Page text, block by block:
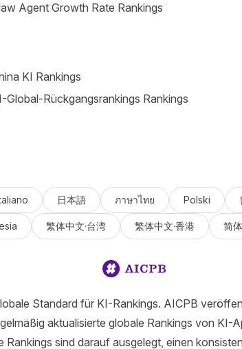
Agent Growth Rate Rankings
KI Rankings
Global-Rückgangsrankings Rankings
日本語 ภาษาไทย Polski
繁体中文·台湾 繁体中文·香港 简
Standard für KI-Rankings. AICPB
aktualisierte globale Rankings von KI-
Rankings sind darauf ausgelegt, einen